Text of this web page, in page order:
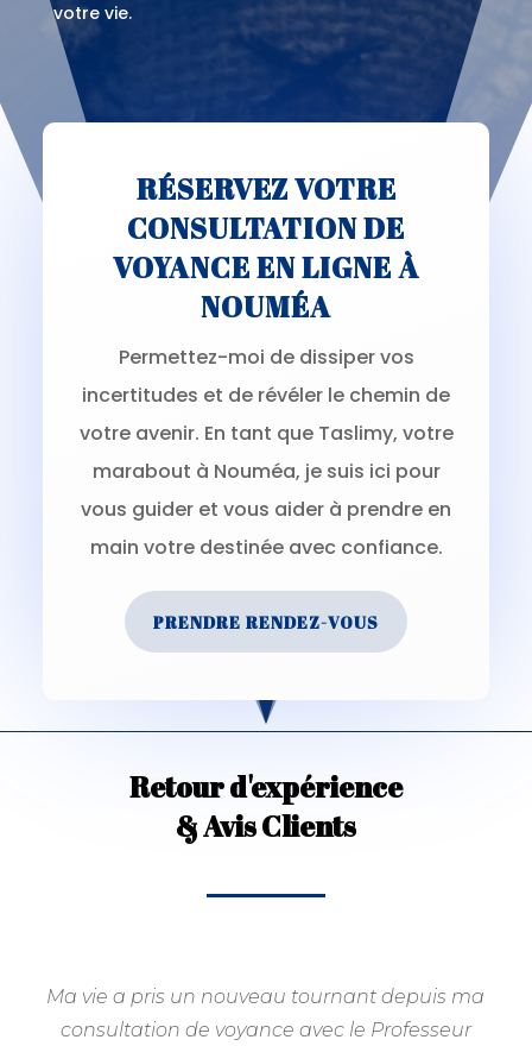
votre vie.
RÉSERVEZ VOTRE
CONSULTATION DE
VOYANCE EN LIGNE À
NOUMÉA
Permettez-moi de dissiper vos
incertitudes et de révéler le chemin de
votre avenir. En tant que Taslimy, votre
marabout à Nouméa, je suis ici pour
vous guider et vous aider à prendre en
main votre destinée avec confiance.
PRENDRE RENDEZ-VOUS
Retour d'expérience
& Avis Clients
Ma vie a pris un nouveau tournant depuis ma
consultation de voyance avec le Professeur